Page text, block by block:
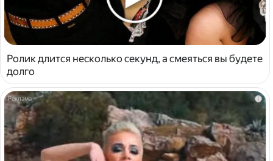
Ролик длится несколько секунд, а смеяться вы будете
долго
i